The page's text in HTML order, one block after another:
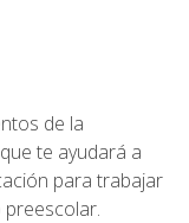
de la
te ayudará a
para trabajar